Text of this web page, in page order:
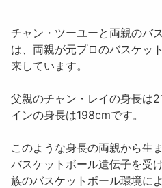
チャン・ツーユーと両親のバ
は、両親が元プロのバスケッ
来しています。
父親のチャン・レイの身長は
インの身長は198cmです。
このような身長の両親から生
バスケットボール遺伝子を受
族のバスケットボール環境に